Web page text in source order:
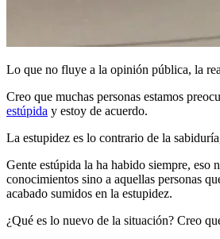
Lo que no fluye a la opinión pública, la
Creo que muchas personas estamos
estúpida y estoy de acuerdo.
La estupidez es lo contrario de la
Gente estúpida la ha habido siempre, eso
conocimientos sino a aquellas personas
acabado sumidos en la estupidez.
¿Qué es lo nuevo de la situación? Creo